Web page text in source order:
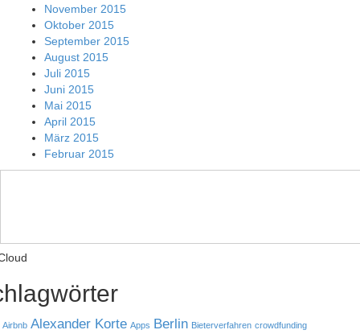
November 2015
Oktober 2015
September 2015
August 2015
Juli 2015
Juni 2015
Mai 2015
April 2015
März 2015
Februar 2015
Airbnb Alexander Korte Apps Berlin Bieterverfahren crowdfunding